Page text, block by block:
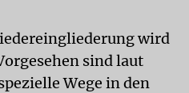
wird
sind laut
Wege in den